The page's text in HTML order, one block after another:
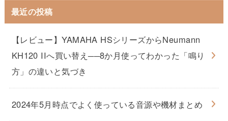
最近の投稿
【レビュー】YAMAHA HSシリーズからNeumann
KH120 IIへ買い替え──8か月使ってわかった「鳴り
方」の違いと気づき
2024年5月時点でよく使っている音源や機材まとめ